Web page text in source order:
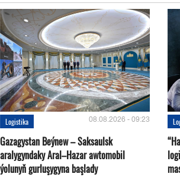
Logistika 08.08.2026 - 09:23
Gazagystan Beýnew – Saksaulsk
aralygyndaky Aral–Hazar awtomobil
ýolunyň gurluşygyna başlady